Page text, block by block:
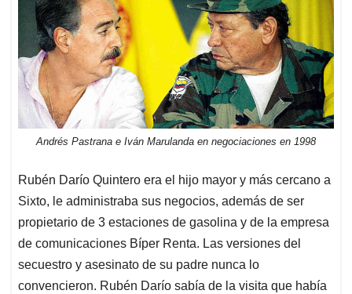
Andrés Pastrana e Iván Marulanda en negociaciones en 1998
Rubén Darío Quintero era el hijo mayor y más cercano a
Sixto, le administraba sus negocios, además de ser
propietario de 3 estaciones de gasolina y de la empresa
de comunicaciones Bíper Renta. Las versiones del
secuestro y asesinato de su padre nunca lo
convencieron. Rubén Darío sabía de la visita que había